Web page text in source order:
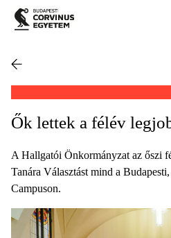
Ők lettek a félév
A Hallgatói Önkormányzat az őszi
Tanára Választást mind a
Campuson.